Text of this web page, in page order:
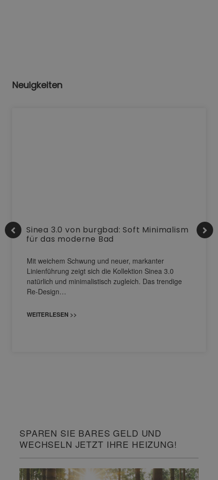
Neuigkeiten
Sinea 3.0 von burgbad: Soft Minimalism
für das moderne Bad
Mit weichem Schwung und neuer, markanter
Linienführung zeigt sich die Kollektion Sinea 3.0
natürlich und minimalistisch zugleich. Das trendige
Re-Design…
WEITERLESEN >>
SPAREN SIE BARES GELD UND
WECHSELN JETZT IHRE HEIZUNG!